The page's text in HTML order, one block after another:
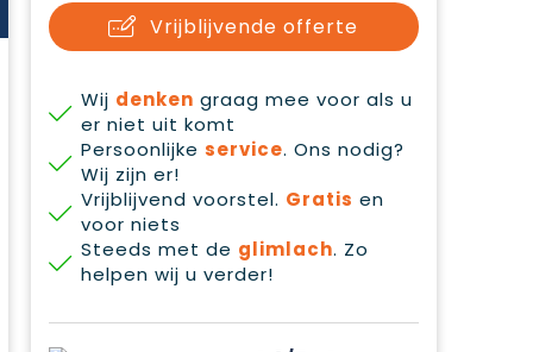
Vrijblijvende offerte
Wij denken graag mee voor als u
er niet uit komt
Persoonlijke service. Ons nodig?
Wij zijn er!
Vrijblijvend voorstel. Gratis en
voor niets
Steeds met de glimlach. Zo
helpen wij u verder!